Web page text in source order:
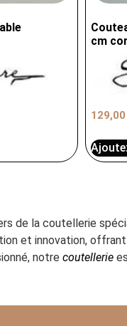
cm
de la coutellerie
et innovation,
notre coutellerie